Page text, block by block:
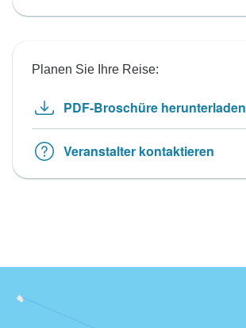
Planen Sie Ihre Reise:
PDF-Broschüre herunterladen
Veranstalter kontaktieren